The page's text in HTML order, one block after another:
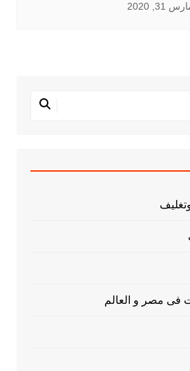
31, 2020
فى مصر و العالم